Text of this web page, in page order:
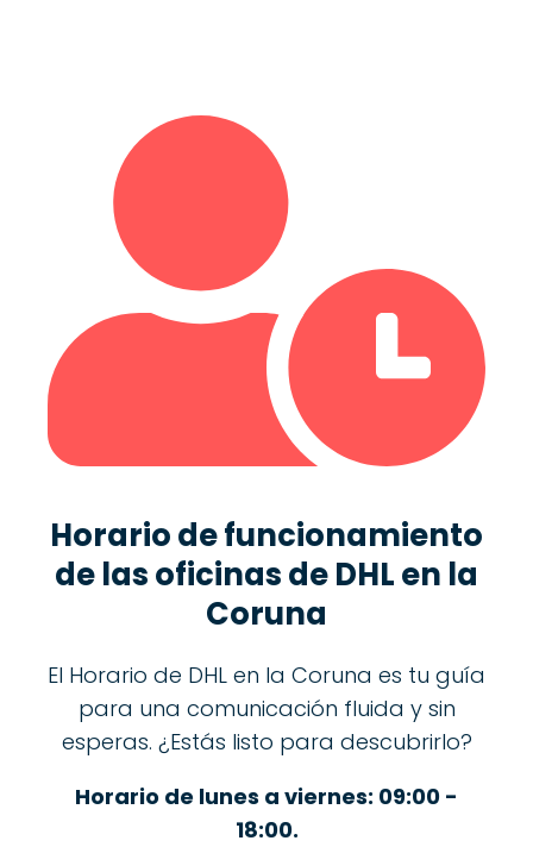
Horario de funcionamiento
de las oficinas de DHL en la
Coruna
El Horario de DHL en la Coruna es tu guía
para una comunicación fluida y sin
esperas. ¿Estás listo para descubrirlo?
Horario de lunes a viernes: 09:00 -
18:00.